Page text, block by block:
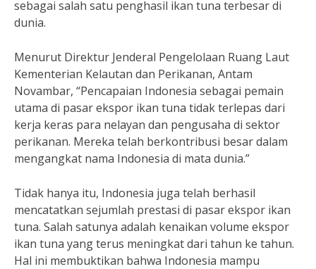
sebagai salah satu penghasil ikan tuna terbesar di
dunia.
Menurut Direktur Jenderal Pengelolaan Ruang Laut
Kementerian Kelautan dan Perikanan, Antam
Novambar, “Pencapaian Indonesia sebagai pemain
utama di pasar ekspor ikan tuna tidak terlepas dari
kerja keras para nelayan dan pengusaha di sektor
perikanan. Mereka telah berkontribusi besar dalam
mengangkat nama Indonesia di mata dunia.”
Tidak hanya itu, Indonesia juga telah berhasil
mencatatkan sejumlah prestasi di pasar ekspor ikan
tuna. Salah satunya adalah kenaikan volume ekspor
ikan tuna yang terus meningkat dari tahun ke tahun.
Hal ini membuktikan bahwa Indonesia mampu